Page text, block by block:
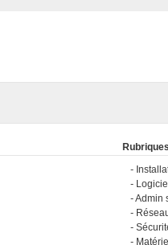
Rubriques
Admin
Matériel